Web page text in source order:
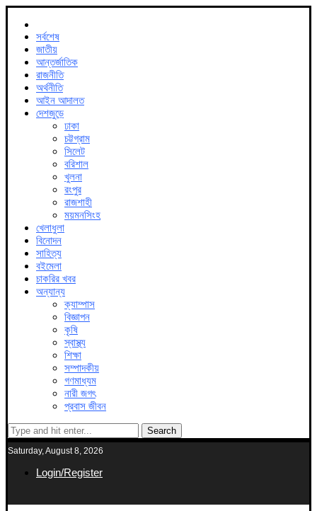
সর্বশেষ
জাতীয়
আন্তর্জাতিক
রাজনীতি
অর্থনীতি
আইন আদালত
দেশজুড়ে
ঢাকা
চট্টগ্রাম
সিলেট
বরিশাল
খুলনা
রংপুর
রাজশাহী
ময়মনসিংহ
খেলাধুলা
বিনোদন
সাহিত্য
বইমেলা
চাকরির খবর
অন্যান্য
ক্যাম্পাস
বিজ্ঞাপন
কৃষি
স্বাস্থ্য
শিক্ষা
সম্পাদকীয়
গণমাধ্যম
নারী জগৎ
প্রবাস জীবন
Search
Saturday, August 8, 2026
Login/Register